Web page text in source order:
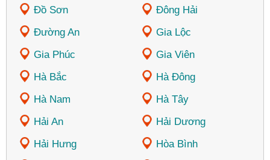
Đồ Sơn
Đông Hải
Đường An
Gia Lộc
Gia Phúc
Gia Viên
Hà Bắc
Hà Đông
Hà Nam
Hà Tây
Hải An
Hải Dương
Hải Hưng
Hòa Bình